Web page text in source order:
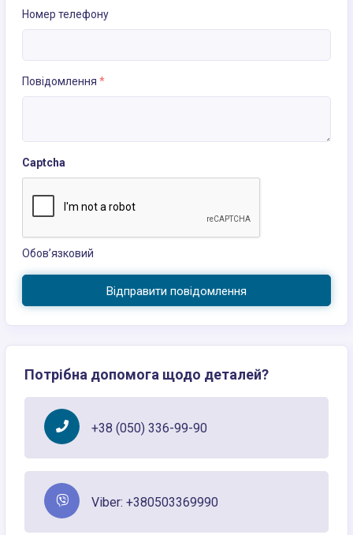
Номер телефону
Повідомлення *
Captcha
Обов’язковий
Відправити повідомлення
Потрібна допомога щодо деталей?
+38 (050) 336-99-90
Viber: +380503369990